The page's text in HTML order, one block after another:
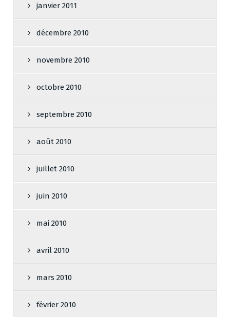
janvier 2011
décembre 2010
novembre 2010
octobre 2010
septembre 2010
août 2010
juillet 2010
juin 2010
mai 2010
avril 2010
mars 2010
février 2010